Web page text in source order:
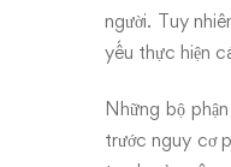
có
người. Tuy
yếu thực hiện
Những bộ
trước nguy cơ